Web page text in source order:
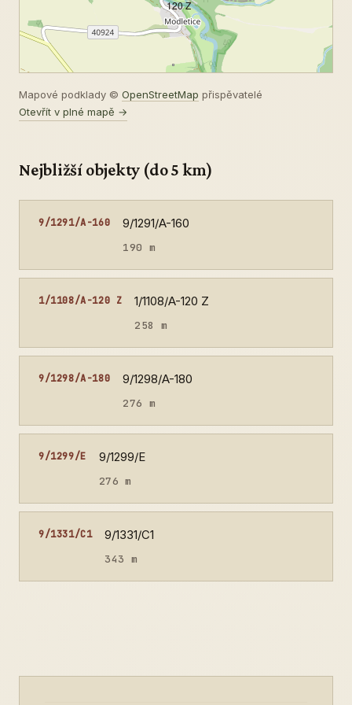
120 Z
Mapové podklady © OpenStreetMap přispěvatelé
Otevřít v plné mapě →
Nejbližší objekty (do 5 km)
9/1291/A-160 9/1291/A-160
190 m
1/1108/A-120 Z 1/1108/A-120 Z
258 m
9/1298/A-180 9/1298/A-180
276 m
9/1299/E 9/1299/E
276 m
9/1331/C1 9/1331/C1
343 m